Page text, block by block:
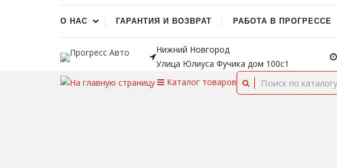
О НАС ГАРАНТИЯ И ВОЗВРАТ РАБОТА В ПРОГРЕССЕ
Нижний Новгород
Улица Юлиуса Фучика дом 100с1
Каталог товаров